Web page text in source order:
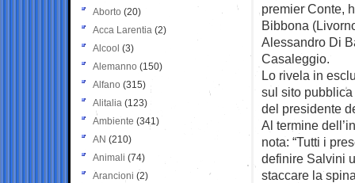
premier Conte,
Bibbona
Alessandro Di
Casaleggio.
Lo rivela in
sul sito pubblica
del presidente
Al termine
nota: “Tutti i
definire Salvini
staccare la
Aborto (20)
Acca Larentia (2)
Alcool (3)
Alemanno (150)
Alfano (315)
Alitalia (123)
Ambiente (341)
AN (210)
Animali (74)
Arancioni (2)